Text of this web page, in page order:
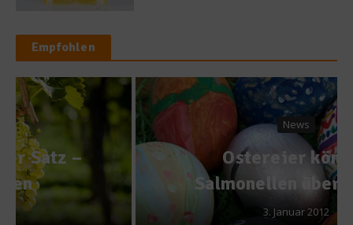
Empfohlen
Ostereier können
Salmonellen übertragen
3. Januar 2012